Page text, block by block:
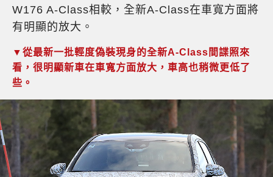
W176 A-Class相較，全新A-Class在車寬方面將
有明顯的放大。
▼從最新一批輕度偽裝現身的全新A-Class間諜照來
看，很明顯新車在車寬方面放大，車高也稍微更低了
些。